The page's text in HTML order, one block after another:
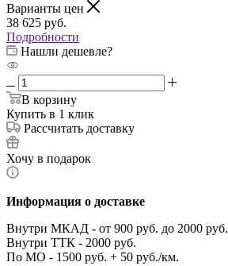
Варианты цен
38 625 руб.
Подробности
Нашли дешевле?
В корзину
Купить в 1 клик
Рассчитать доставку
Хочу в подарок
Информация о доставке
Внутри МКАД - от 900 руб. до 2000 руб.
Внутри ТТК - 2000 руб.
По МО - 1500 руб. + 50 руб./км.